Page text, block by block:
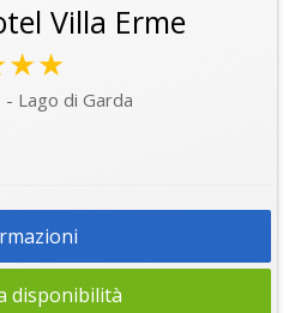
Villa Erme
Lago di Garda
disponibilità